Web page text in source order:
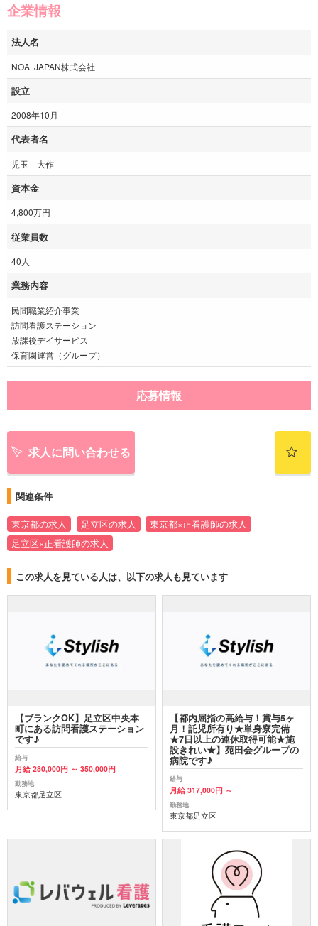
企業情報
法人名
NOA･JAPAN株式会社
設立
2008年10月
代表者名
児玉 大作
資本金
4,800万円
従業員数
40人
業務内容
民間職業紹介事業
訪問看護ステーション
放課後デイサービス
保育園運営（グループ）
応募情報
求人に問い合わせる
関連条件
東京都の求人 足立区の求人
東京都×正看護師の求人
足立区×正看護師の求人
この求人を見ている人は、以下の求人も見ています
【ブランクOK】足立区中央本
町にある訪問看護ステーション
です♪
給与
月給 280,000円 ～ 350,000円
勤務地
東京都足立区
【都内屈指の高給与！賞与5ヶ
月！託児所有り★単身寮完備
★7日以上の連休取得可能★施
設きれい★】苑田会グループの
病院です♪
給与
月給 317,000円 ～
勤務地
東京都足立区